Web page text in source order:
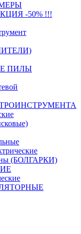
-50% !!!
ПИЛЫ
(БОЛГАРКИ)